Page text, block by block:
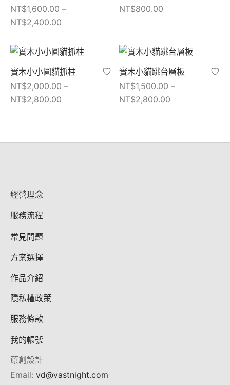
NT$1,600.00 –
NT$2,400.00
到
NT$800.00
實木小小圓貓抓柱
NT$2,000.00 –
NT$2,800.00
實木小貓跳台層板
NT$1,500.00 –
NT$2,800.00價格範圍：
經營理念
服務流程
常見問題
方案選擇
作品介紹
隱私權政策
服務條款
我的帳號
蒝創設計
Email: vd@vastnight.com